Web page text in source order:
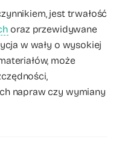
jest trwałość
oraz przewidywane
w wały o wysokiej
może
napraw czy wymiany